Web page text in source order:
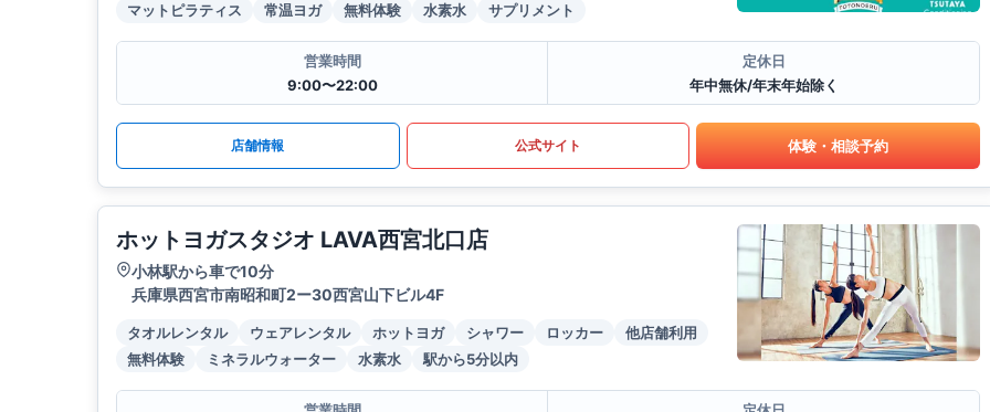
マットピラティス
常温ヨガ 無料体験 水素水 サプリメント
営業時間
9:00〜22:00
定休日
年中無休/年末年始除く
店舗情報 公式サイト 体験・相談予約
ホットヨガスタジオ LAVA西宮北口店
小林駅から車で10分
兵庫県西宮市南昭和町2ー30西宮山下ビル4F
タオルレンタル ウェアレンタル ホットヨガ シャワー ロッカー
他店舗利用
無料体験
ミネラルウォーター 水素水 駅から5分以内